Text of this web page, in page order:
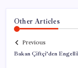
Other Articles
Previous
Bakan Çiftçi’den